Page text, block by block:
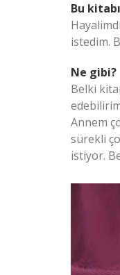
Bu
istedim.
Ne gibi?
Belki
Annem
sürekli
istiyor.